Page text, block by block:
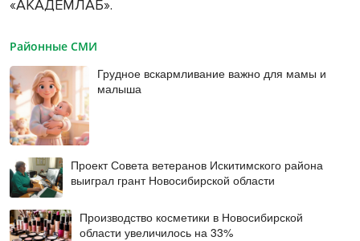
«АКАДЕМЛАБ».
Районные СМИ
Грудное вскармливание важно для мамы и
малыша
Проект Совета ветеранов Искитимского района
выиграл грант Новосибирской области
Производство косметики в Новосибирской
области увеличилось на 33%